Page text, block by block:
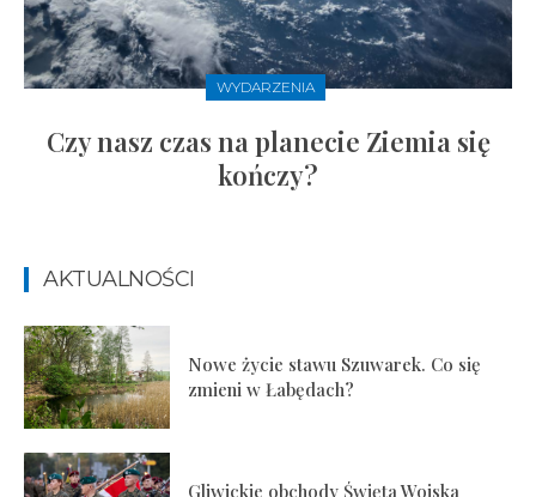
WYDARZENIA
Czy nasz czas na planecie Ziemia się
kończy?
AKTUALNOŚCI
Nowe życie stawu Szuwarek. Co się
zmieni w Łabędach?
Gliwickie obchody Święta Wojska